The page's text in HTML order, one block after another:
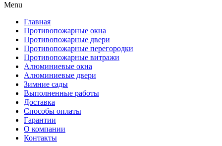
Menu
Главная
Противопожарные окна
Противопожарные двери
Противопожарные перегородки
Противопожарные витражи
Алюминиевые окна
Алюминиевые двери
Зимние сады
Выполненные работы
Доставка
Способы оплаты​
Гарантии
О компании
Контакты